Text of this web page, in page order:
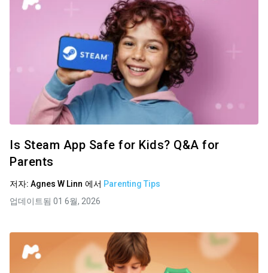
Is Steam App Safe for Kids? Q&A for
Parents
저자: Agnes W Linn 에서 Parenting Tips
업데이트됨 01 6월, 2026